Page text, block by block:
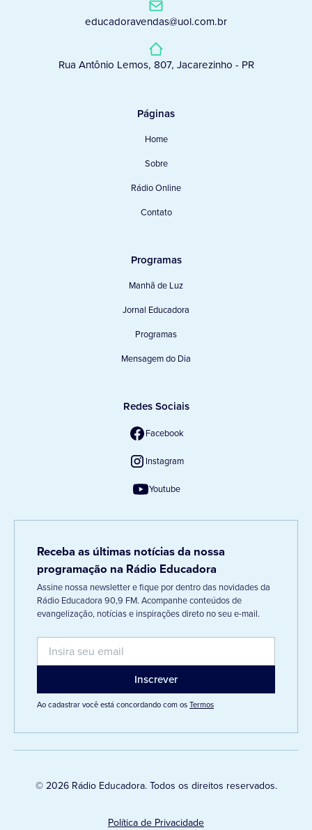
educadoravendas@uol.com.br
Rua Antônio Lemos, 807, Jacarezinho - PR
Páginas
Home
Sobre
Rádio Online
Contato
Programas
Manhã de Luz
Jornal Educadora
Programas
Mensagem do Dia
Redes Sociais
Facebook
Instagram
Youtube
Receba as últimas notícias da nossa
programação na Rádio Educadora
Assine nossa newsletter e fique por dentro das novidades da
Rádio Educadora 90,9 FM. Acompanhe conteúdos de
evangelização, notícias e inspirações direto no seu e-mail.
Ao cadastrar você está concordando com osTermos
© 2026 Rádio Educadora. Todos os direitos reservados.
Política de Privacidade